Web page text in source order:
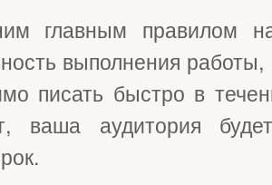
главным правилом
выполнения
писать быстро в
ваша аудитория